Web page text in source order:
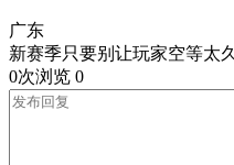
广东
新赛季只要别让玩家空等太
0次浏览 0